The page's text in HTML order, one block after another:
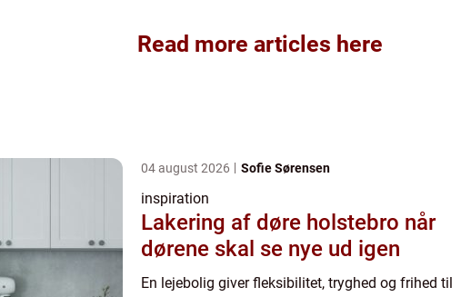
Read more articles here
04 august 2026 Sofie Sørensen
inspiration
Lakering af døre holstebro når
dørene skal se nye ud igen
En lejebolig giver fleksibilitet, tryghed og frihed til